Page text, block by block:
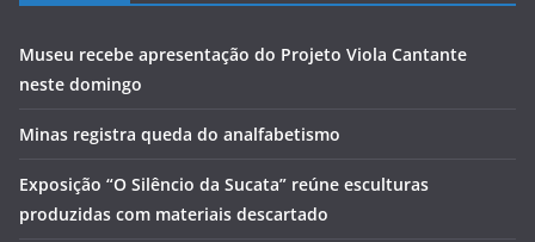
Museu recebe apresentação do Projeto Viola Cantante
neste domingo
Minas registra queda do analfabetismo
Exposição “O Silêncio da Sucata” reúne esculturas
produzidas com materiais descartado